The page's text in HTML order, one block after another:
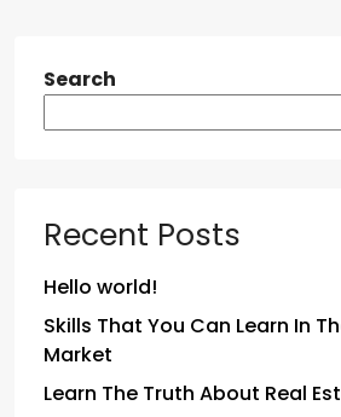
Search
Recent Posts
Hello world!
Skills That You Can Learn In
Market
Learn The Truth About Real